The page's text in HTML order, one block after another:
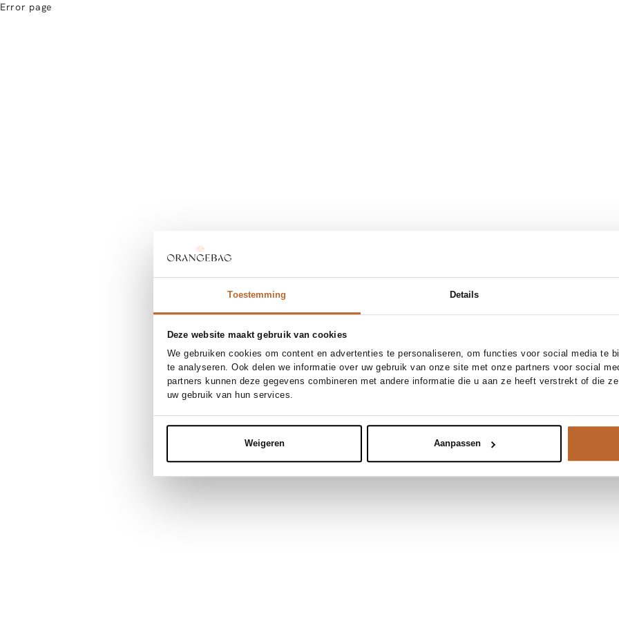
Toestemming Details
Deze website maakt gebruik van cookies
We gebruiken cookies om content en advertenties te personaliseren, om functies voor social media te
te analyseren. Ook delen we informatie over uw gebruik van onze site met onze partners voor social
partners kunnen deze gegevens combineren met andere informatie die u aan ze heeft verstrekt of die
uw gebruik van hun services.
Weigeren Aanpassen
Error page